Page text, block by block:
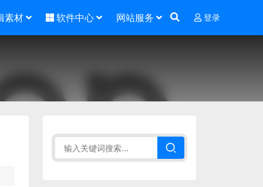
素材 软件中心 网站服务 登录